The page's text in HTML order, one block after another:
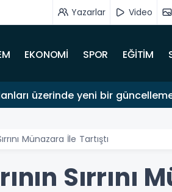
Yazarlar Video
EKONOMİ SPOR EĞİTİM
üzerinde yeni bir
Münazara İle Tartıştı
Sırrını